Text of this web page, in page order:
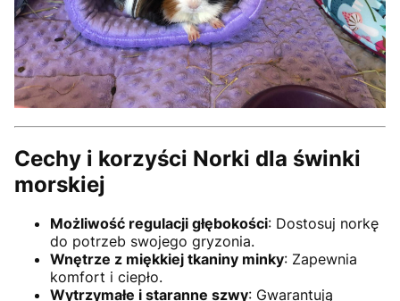
Cechy i korzyści Norki dla świnki
morskiej
Możliwość regulacji głębokości: Dostosuj norkę
do potrzeb swojego gryzonia.
Wnętrze z miękkiej tkaniny minky: Zapewnia
komfort i ciepło.
Wytrzymałe i staranne szwy: Gwarantują